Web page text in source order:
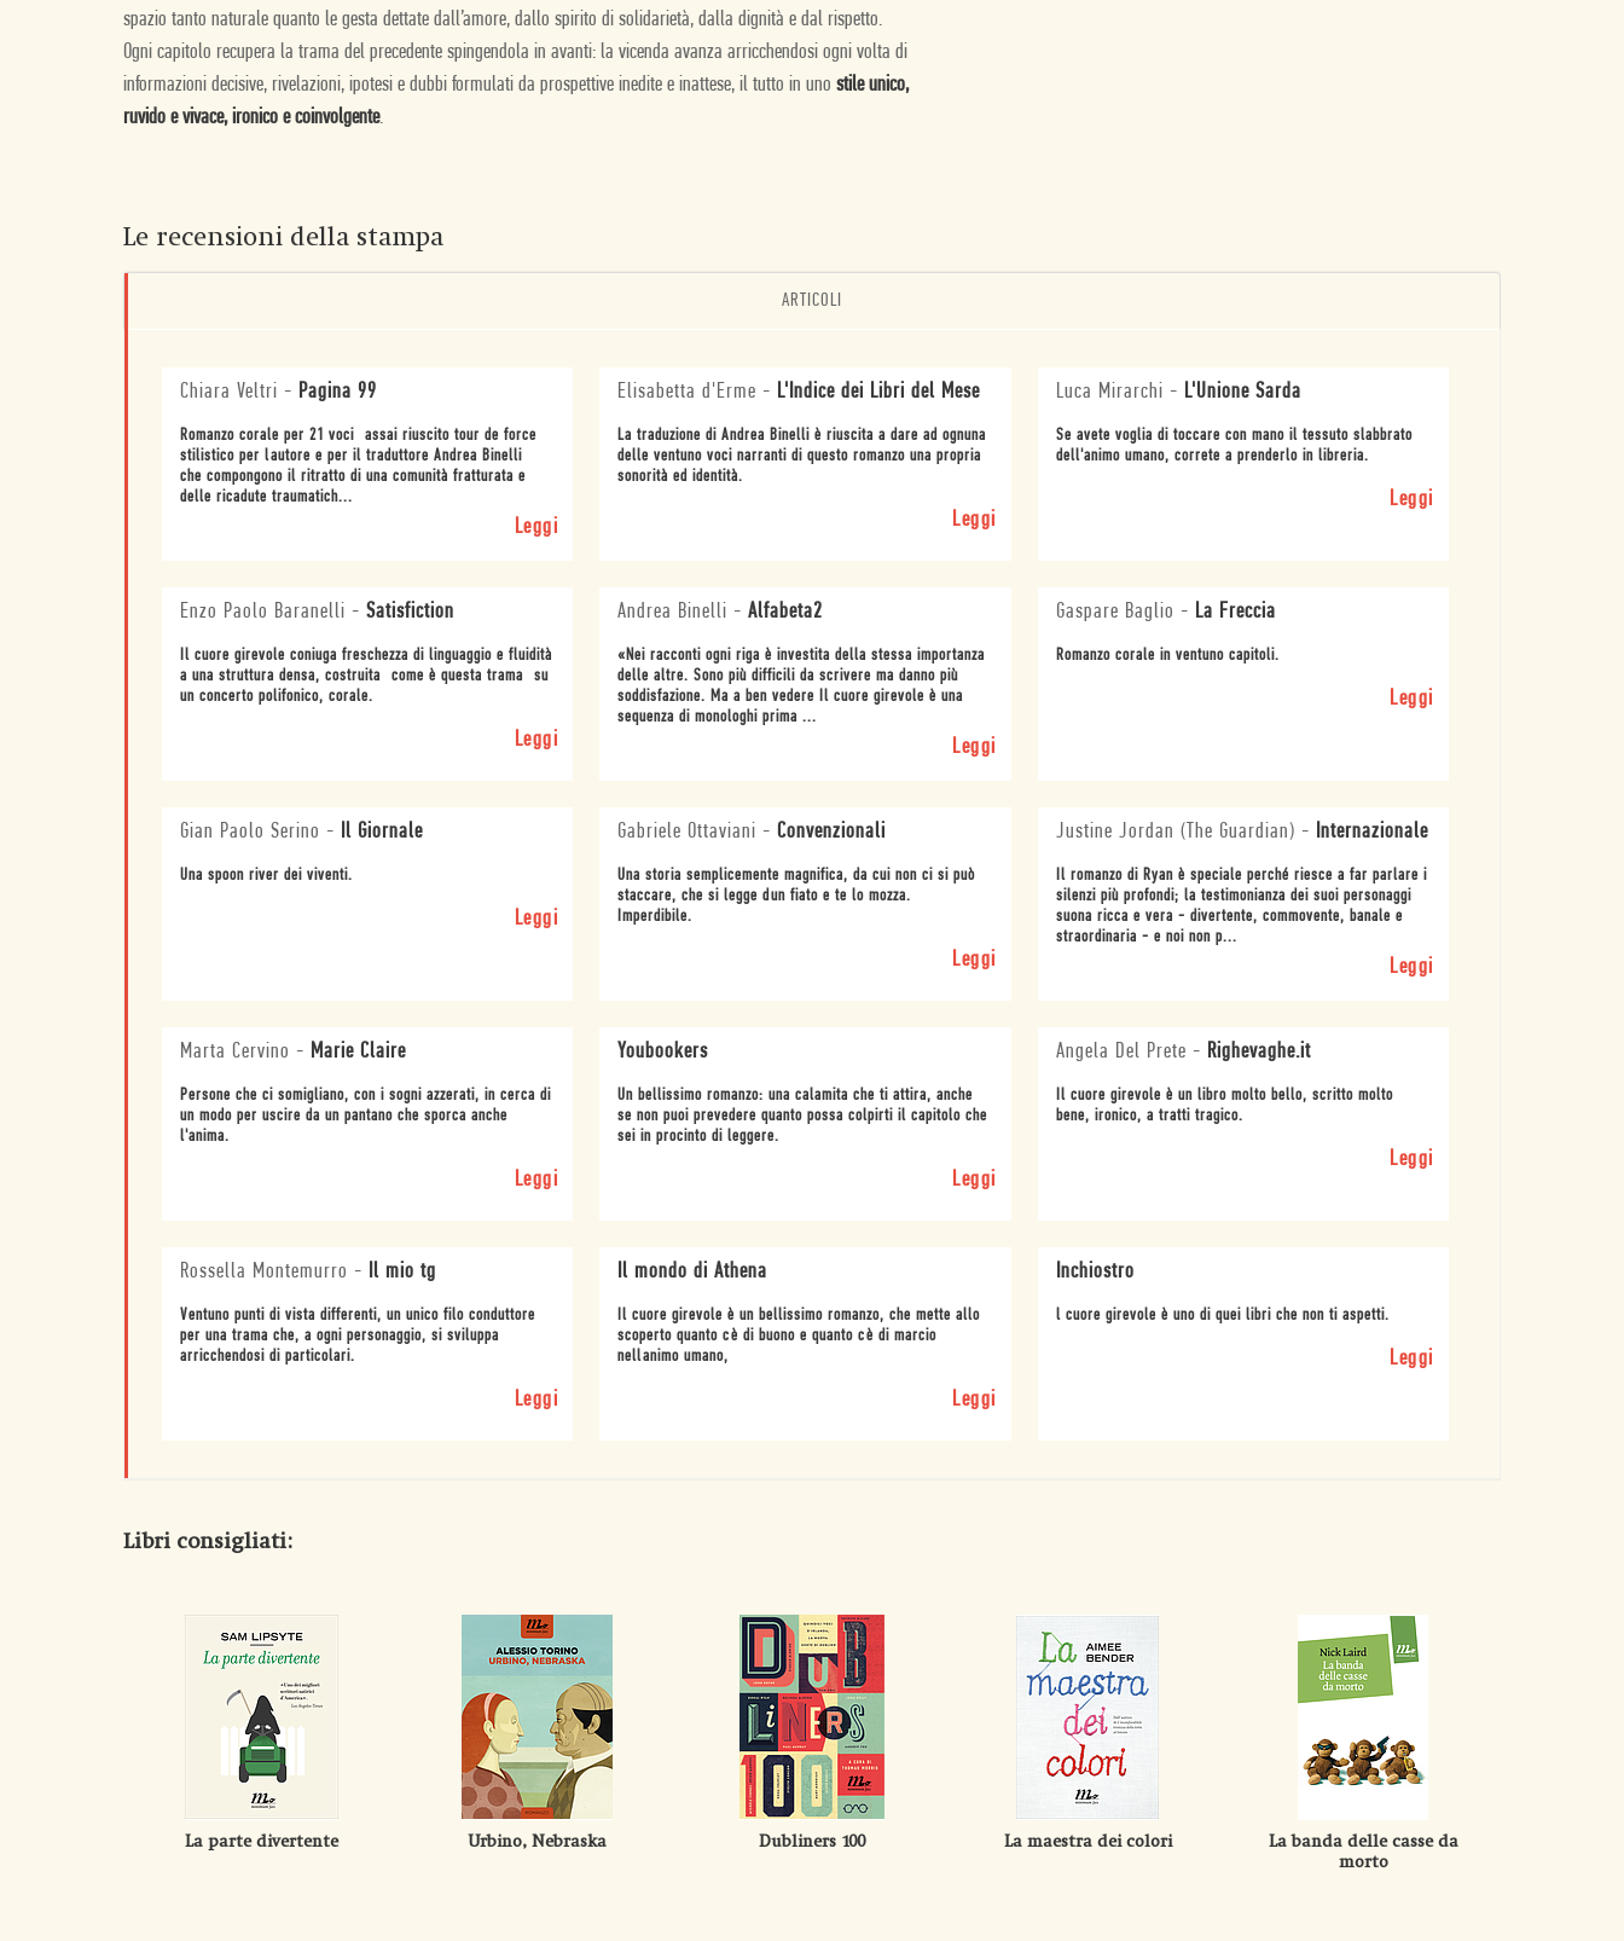
spazio tanto naturale quanto le gesta dettate dall’amore, dallo spirito di solidarietà, dalla dignità e dal rispetto.
Ogni capitolo recupera la trama del precedente spingendola in avanti: la vicenda avanza arricchendosi ogni volta di
informazioni decisive, rivelazioni, ipotesi e dubbi formulati da prospettive inedite e inattese, il tutto in uno stile unico,
ruvido e vivace, ironico e coinvolgente.
Le recensioni della stampa
ARTICOLI
Chiara Veltri - Pagina 99
Romanzo corale per 21 voci  assai riuscito tour de force
stilistico per lautore e per il traduttore Andrea Binelli 
che compongono il ritratto di una comunità fratturata e
delle ricadute traumatich...
Leggi
Elisabetta d'Erme - L'Indice dei Libri del Mese
La traduzione di Andrea Binelli è riuscita a dare ad ognuna
delle ventuno voci narranti di questo romanzo una propria
sonorità ed identità.
Leggi
Luca Mirarchi - L'Unione Sarda
Se avete voglia di toccare con mano il tessuto slabbrato
dell'animo umano, correte a prenderlo in libreria.
Leggi
Enzo Paolo Baranelli - Satisfiction
Il cuore girevole coniuga freschezza di linguaggio e fluidità
a una struttura densa, costruita  come è questa trama  su
un concerto polifonico, corale.
Leggi
Andrea Binelli -Alfabeta2
«Nei racconti ogni riga è investita della stessa importanza
delle altre. Sono più difficili da scrivere ma danno più
soddisfazione. Ma a ben vedere Il cuore girevole è una
sequenza di monologhi prima ...
Leggi
Gaspare Baglio - La Freccia
Romanzo corale in ventuno capitoli.
Leggi
Gian Paolo Serino - Il Giornale
Una spoon river dei viventi.
Leggi
Gabriele Ottaviani -Convenzionali
Una storia semplicemente magnifica, da cui non ci si può
staccare, che si legge dun fiato e te lo mozza.
Imperdibile.
Leggi
Justine Jordan (The Guardian) - Internazionale
Il romanzo di Ryan è speciale perché riesce a far parlare i
silenzi più profondi; la testimonianza dei suoi personaggi
suona ricca e vera - divertente, commovente, banale e
straordinaria - e noi non p...
Leggi
Marta Cervino - Marie Claire
Persone che ci somigliano, con i sogni azzerati, in cerca di
un modo per uscire da un pantano che sporca anche
l'anima.
Leggi
Youbookers
Un bellissimo romanzo: una calamita che ti attira, anche
se non puoi prevedere quanto possa colpirti il capitolo che
sei in procinto di leggere.
Leggi
Angela Del Prete - Righevaghe.it
Il cuore girevole è un libro molto bello, scritto molto
bene, ironico, a tratti tragico.
Leggi
Rossella Montemurro - Il mio tg
Ventuno punti di vista differenti, un unico filo conduttore
per una trama che, a ogni personaggio, si sviluppa
arricchendosi di particolari.
Leggi
Il mondo di Athena
Il cuore girevole è un bellissimo romanzo, che mette allo
scoperto quanto cè di buono e quanto cè di marcio
nellanimo umano,
Leggi
Inchiostro
l cuore girevole è uno di quei libri che non ti aspetti.
Leggi
Libri consigliati:
La parte divertente Urbino, Nebraska Dubliners 100 La maestra dei colori
La banda delle casse da
morto